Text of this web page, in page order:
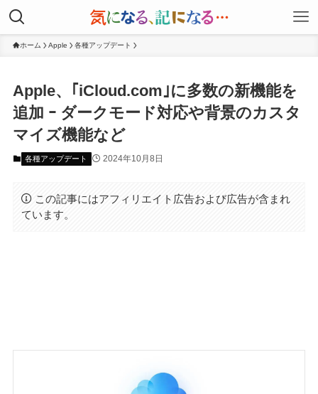
ホーム Apple 各種アップデート
Apple、｢iCloud.com｣に多数の新機能を
追加 ｰ ダークモード対応や背景のカスタ
マイズ機能など
各種アップデート 2024年10月8日
この記事にはアフィリエイト広告および広告が含まれ
ています。